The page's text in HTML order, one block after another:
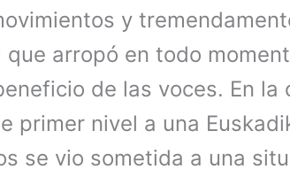
y
arropó en todo
de las voces. En
primer nivel a una
se vio sometida a una